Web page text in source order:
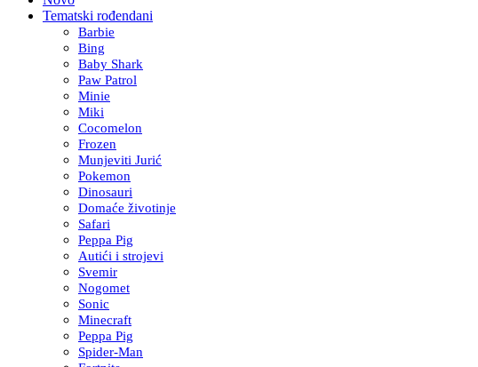
Tematski rođendani
Barbie
Bing
Baby Shark
Paw Patrol
Minie
Miki
Cocomelon
Frozen
Munjeviti Jurić
Pokemon
Dinosauri
Domaće životinje
Safari
Peppa Pig
Autići i strojevi
Svemir
Nogomet
Sonic
Minecraft
Peppa Pig
Spider-Man